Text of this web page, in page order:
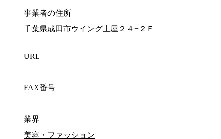
事業者の住所
千葉県成田市ウイング土屋２４−２Ｆ
URL
FAX番号
業界
美容・ファッション